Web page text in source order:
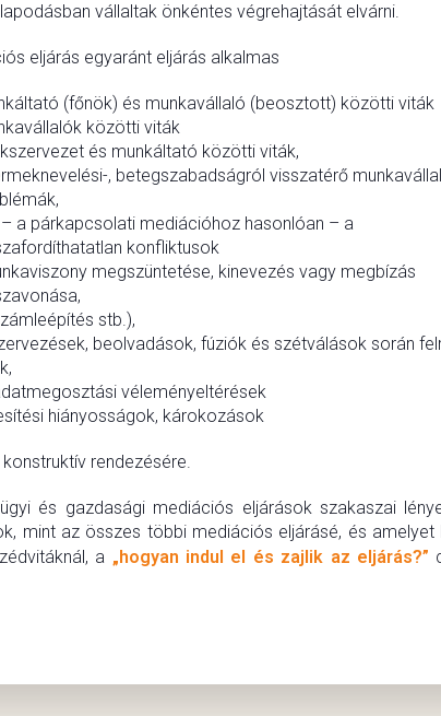
vállaltak önkéntes végrehajtását elvárni.
eljárás egyaránt eljárás alkalmas
(főnök) és munkavállaló (beosztott) közötti viták
közötti viták
és munkáltató közötti viták,
, betegszabadságról visszatérő
a párkapcsolati mediációhoz hasonlóan – a
konfliktusok
megszüntetése, kinevezés vagy megbízás
stb.),
beolvadások, fúziók és szétválások során
véleményeltérések
hiányosságok, károkozások
rendezésére.
és gazdasági mediációs eljárások szakaszai
mint az összes többi mediációs eljárásé, és amelyet
a „hogyan indul el és zajlik az eljárás?”